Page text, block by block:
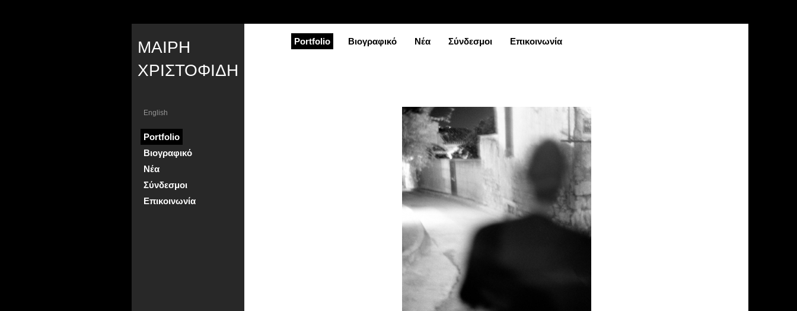
ΜΑΙΡΗ
ΧΡΙΣΤΟΦΙΔΗ
English
Portfolio
Βιογραφικό
Νέα
Σύνδεσμοι
Επικοινωνία
Portfolio Βιογραφικό Νέα Σύνδεσμοι Επικοινωνία